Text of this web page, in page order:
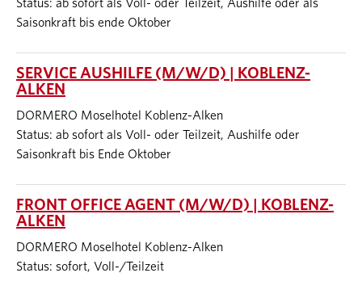
Status: ab sofort als Voll- oder Teilzeit, Aushilfe oder als
Saisonkraft bis ende Oktober
SERVICE AUSHILFE (M/W/D) | KOBLENZ-
ALKEN
DORMERO Moselhotel Koblenz-Alken
Status: ab sofort als Voll- oder Teilzeit, Aushilfe oder
Saisonkraft bis Ende Oktober
FRONT OFFICE AGENT (M/W/D) | KOBLENZ-
ALKEN
DORMERO Moselhotel Koblenz-Alken
Status: sofort, Voll-/Teilzeit